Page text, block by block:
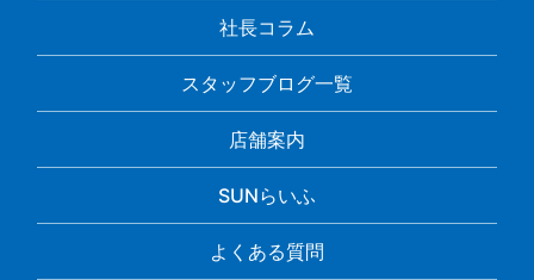
社長コラム
スタッフブログ一覧
店舗案内
SUNらいふ
よくある質問